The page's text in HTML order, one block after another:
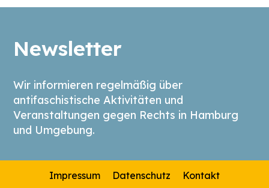
Newsletter
Wir informieren regelmäßig über
antifaschistische Aktivitäten und
Veranstaltungen gegen Rechts in Hamburg
und Umgebung.
Impressum Datenschutz Kontakt